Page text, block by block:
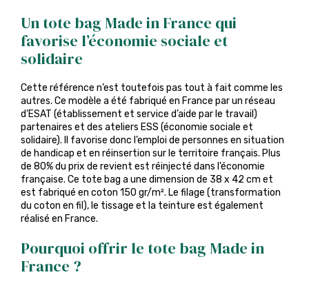
Un tote bag Made in France qui
favorise l’économie sociale et
solidaire
Cette référence n’est toutefois pas tout à fait comme les
autres. Ce modèle a été fabriqué en France par un réseau
d’ESAT (établissement et service d’aide par le travail)
partenaires et des ateliers ESS (économie sociale et
solidaire). Il favorise donc l’emploi de personnes en situation
de handicap et en réinsertion sur le territoire français. Plus
de 80% du prix de revient est réinjecté dans l’économie
française. Ce tote bag a une dimension de 38 x 42 cm et
est fabriqué en coton 150 gr/m². Le filage (transformation
du coton en fil), le tissage et la teinture est également
réalisé en France.
Pourquoi offrir le tote bag Made in
France ?